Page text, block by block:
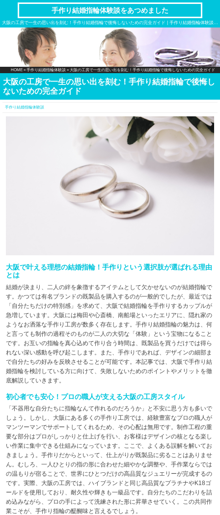
手作り結婚指輪体験談をあつめました
大阪の工房で一生の思い出を刻む！手作り結婚指輪で後悔しないための完全ガイド | 手作り結婚指輪体験談をあつめました
HOME » 手作り結婚指輪体験談 » 大阪の工房で一生の思い出を刻む！手作り結婚指輪で後悔しないための完全ガイド
大阪の工房で一生の思い出を刻む！手作り結婚指輪で後悔し
ないための完全ガイド
手作り結婚指輪体験談
大阪で叶える理想の結婚指輪！手作りという選択肢が選ばれる理由
とは
結婚が決まり、二人の絆を象徴するアイテムとして欠かせないのが結婚指輪で
す。かつては有名ブランドの既製品を購入するのが一般的でしたが、最近では
「自分たちだけの特別感」を求めて、大阪で結婚指輪を手作りするカップルが
急増しています。大阪には梅田や心斎橋、南船場といったエリアに、隠れ家の
ようなお洒落な手作り工房が数多く存在します。手作り結婚指輪の魅力は、何
と言っても制作の過程そのものが二人の大切な「体験」という宝物になること
です。お互いの指輪を真心込めて作り合う時間は、既製品を買うだけでは得ら
れない深い感動を呼び起こします。また、手作りであれば、デザインの細部ま
で自分たちの好みを反映させることが可能です。本記事では、大阪で手作り結
婚指輪を検討している方に向けて、失敗しないためのポイントやメリットを徹
底解説していきます。
初心者でも安心！プロの職人が支える大阪の工房スタイル
「不器用な自分たちに指輪なんて作れるのだろうか」と不安に思う方も多いで
しょう。しかし、大阪にある多くの手作り工房では、経験豊富なプロの職人が
マンツーマンでサポートしてくれるため、その心配は無用です。制作工程の重
要な部分はプロがしっかりと仕上げを行い、お客様はデザインの核となる楽し
い作業に集中できる仕組みになっています。ここで、よくある誤解を解いてお
きましょう。手作りだからといって、仕上がりが既製品に劣ることはありませ
ん。むしろ、一人ひとりの指の形に合わせた細やかな調整や、手作業ならでは
の温もりが宿ることで、世界にひとつだけの高品質なジュエリーが完成するの
です。実際、大阪の工房では、ハイブランドと同じ高品質なプラチナやK18ゴ
ールドを使用しており、耐久性や輝きも一級品です。自分たちのこだわりを詰
め込みながら、プロの手によって洗練された形に昇華させていく。この共同作
業こそが、手作り指輪の醍醐味と言えるでしょう。